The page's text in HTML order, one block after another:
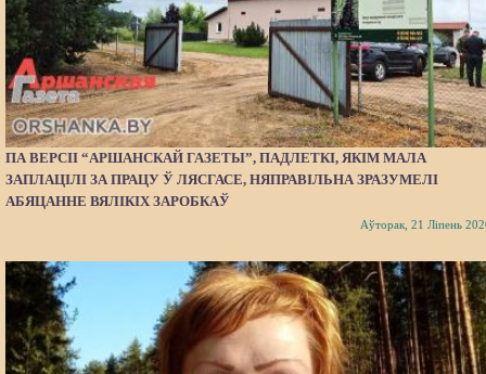
ПА ВЕРСІІ “АРШАНСКАЙ ГАЗЕТЫ”, ПАДЛЕТКІ, ЯКІМ МАЛА
ЗАПЛАЦІЛІ ЗА ПРАЦУ Ў ЛЯСГАСЕ, НЯПРАВІЛЬНА ЗРАЗУМЕЛІ
АБЯЦАННЕ ВЯЛІКІХ ЗАРОБКАЎ
Аўторак, 21 Ліпень